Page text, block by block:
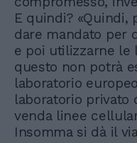
E quindi? «Quindi,
dare mandato per
e poi utilizzarne le
questo non potrà
laboratorio
laboratorio privato
venda linee
Insomma si dà il